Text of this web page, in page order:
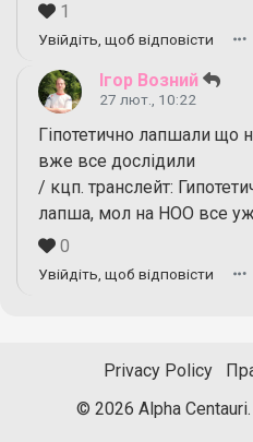
1
Увійдіть, щоб відповісти
Ігор Возний
27 лют., 10:22
Гіпотетично лапшали що
вже все дослідили
/ кцп. транслейт:
лапша, мол на НОО все
0
Увійдіть, щоб відповісти
Privacy Policy
© 2026 Alpha